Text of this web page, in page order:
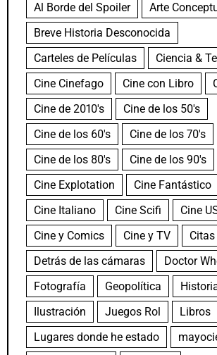
Al Borde del Spoiler
Arte
Breve Historia Desconocida
Carteles de Películas
Ciencia &
Cine Cinefago
Cine con Libro
Cine de 2010's
Cine de los 50's
Cine de los 60's
Cine de los 70's
Cine de los 80's
Cine de los 90's
Cine Explotation
Cine Fantástico
Cine Italiano
Cine Scifi
Cine
Cine y Comics
Cine y TV Citas
Detrás de las cámaras
Doctor
Fotografía
Geopolítica
Ilustración
Juegos Rol Libros
Lugares donde he estado